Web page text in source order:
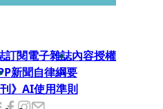
訂閱電子雜誌內容授權
新聞自律綱要
刊》AI使用準則